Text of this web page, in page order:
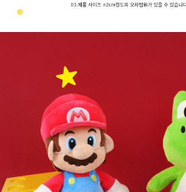
페이코 ID로
PAYCO 바로